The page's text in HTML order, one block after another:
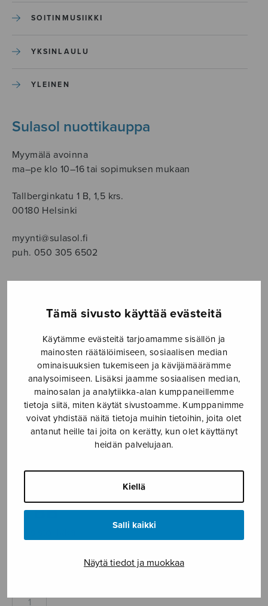
Tämä sivusto käyttää evästeitä
Käytämme evästeitä tarjoamamme sisällön ja
mainosten räätälöimiseen, sosiaalisen median
ominaisuuksien tukemiseen ja kävijämäärämme
analysoimiseen. Lisäksi jaamme sosiaalisen median,
mainosalan ja analytiikka-alan kumppaneillemme
tietoja siitä, miten käytät sivustoamme. Kumppanimme
voivat yhdistää näitä tietoja muihin tietoihin, joita olet
antanut heille tai joita on kerätty, kun olet käyttänyt
heidän palvelujaan.
Kiellä
Salli kaikki
Näytä tiedot ja muokkaa
SOITINMUSIIKKI
YKSINLAULU
YLEINEN
Sulasol nuottikauppa
Myymälä avoinna
ma–pe klo 10–16 tai sopimuksen mukaan
Tallberginkatu 1 B, 1,5 krs.
00180 Helsinki
myynti@sulasol.fi
puh. 050 305 6502
NÄYTÄ KARTALLA
Etusivu Nuottikauppa ›
Hiljainen
ilta, TTBB
TTBB
Hiljainen